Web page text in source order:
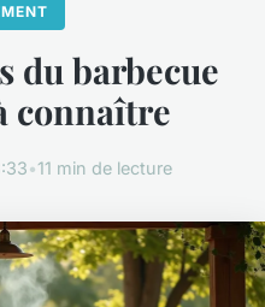
du barbecue
connaître
•11 min de lecture